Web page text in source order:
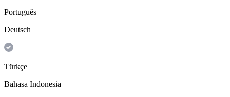
Português
Deutsch
Türkçe
Bahasa Indonesia